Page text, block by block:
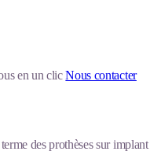
en un clicNous contacter
des prothèses sur implant